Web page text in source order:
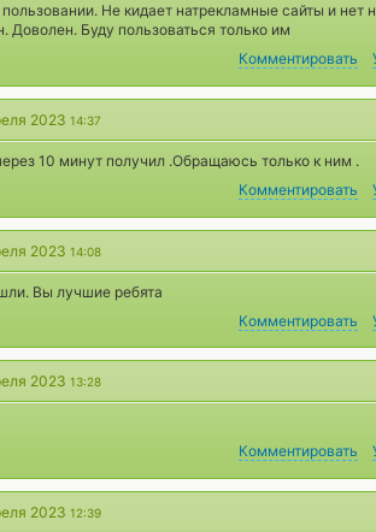
Не кидает натрекламные сайты и нет
Буду пользоваться только им
Комментировать
2023 14:37
10 минут получил .Обращаюсь только к ним .
Комментировать
2023 14:08
Вы лучшие ребята
Комментировать
2023 13:28
Комментировать
2023 12:39